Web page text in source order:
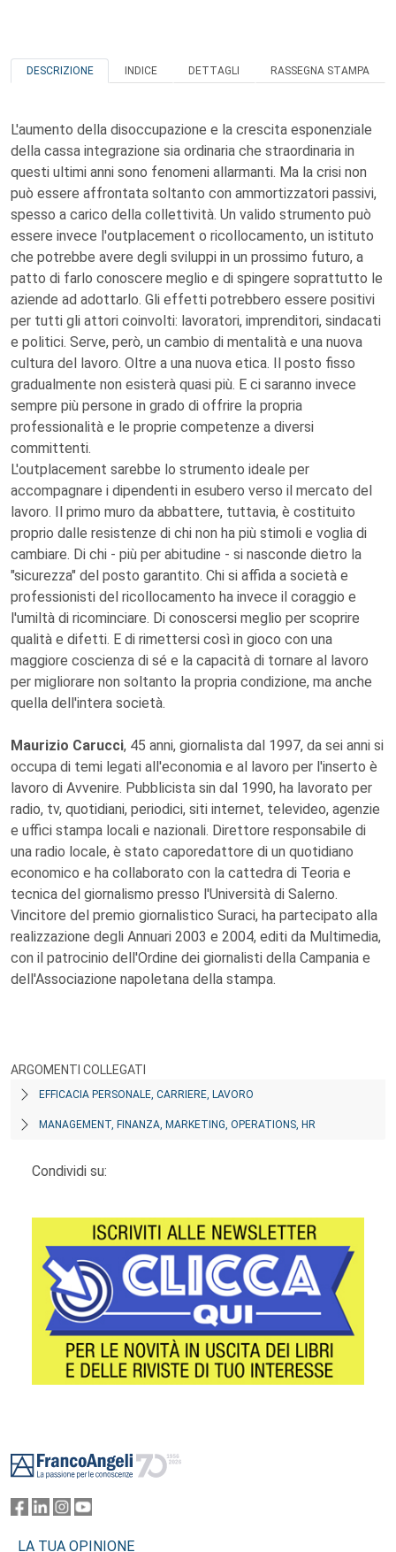
DESCRIZIONE INDICE DETTAGLI RASSEGNA STAMPA
L'aumento della disoccupazione e la crescita esponenziale
della cassa integrazione sia ordinaria che straordinaria in
questi ultimi anni sono fenomeni allarmanti. Ma la crisi non
può essere affrontata soltanto con ammortizzatori passivi,
spesso a carico della collettività. Un valido strumento può
essere invece l'outplacement o ricollocamento, un istituto
che potrebbe avere degli sviluppi in un prossimo futuro, a
patto di farlo conoscere meglio e di spingere soprattutto le
aziende ad adottarlo. Gli effetti potrebbero essere positivi
per tutti gli attori coinvolti: lavoratori, imprenditori, sindacati
e politici. Serve, però, un cambio di mentalità e una nuova
cultura del lavoro. Oltre a una nuova etica. Il posto fisso
gradualmente non esisterà quasi più. E ci saranno invece
sempre più persone in grado di offrire la propria
professionalità e le proprie competenze a diversi
committenti.
L'outplacement sarebbe lo strumento ideale per
accompagnare i dipendenti in esubero verso il mercato del
lavoro. Il primo muro da abbattere, tuttavia, è costituito
proprio dalle resistenze di chi non ha più stimoli e voglia di
cambiare. Di chi - più per abitudine - si nasconde dietro la
"sicurezza" del posto garantito. Chi si affida a società e
professionisti del ricollocamento ha invece il coraggio e
l'umiltà di ricominciare. Di conoscersi meglio per scoprire
qualità e difetti. E di rimettersi così in gioco con una
maggiore coscienza di sé e la capacità di tornare al lavoro
per migliorare non soltanto la propria condizione, ma anche
quella dell'intera società.
Maurizio Carucci, 45 anni, giornalista dal 1997, da sei anni si
occupa di temi legati all'economia e al lavoro per l'inserto è
lavoro di Avvenire. Pubblicista sin dal 1990, ha lavorato per
radio, tv, quotidiani, periodici, siti internet, televideo, agenzie
e uffici stampa locali e nazionali. Direttore responsabile di
una radio locale, è stato caporedattore di un quotidiano
economico e ha collaborato con la cattedra di Teoria e
tecnica del giornalismo presso l'Università di Salerno.
Vincitore del premio giornalistico Suraci, ha partecipato alla
realizzazione degli Annuari 2003 e 2004, editi da Multimedia,
con il patrocinio dell'Ordine dei giornalisti della Campania e
dell'Associazione napoletana della stampa.
ARGOMENTI COLLEGATI
EFFICACIA PERSONALE, CARRIERE, LAVORO
MANAGEMENT, FINANZA, MARKETING, OPERATIONS, HR
Condividi su:
LA TUA OPINIONE